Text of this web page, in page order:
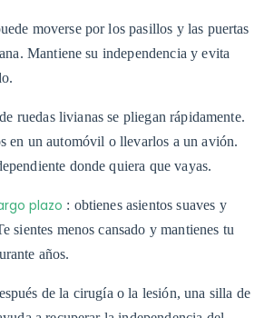
moverse por los pasillos y las puertas
Mantiene su independencia y evita
ruedas livianas se pliegan rápidamente.
en un automóvil o llevarlos a un avión.
donde quiera que vayas.
plazo : obtienes asientos suaves y
sientes menos cansado y mantienes tu
años.
de la cirugía o la lesión, una silla de